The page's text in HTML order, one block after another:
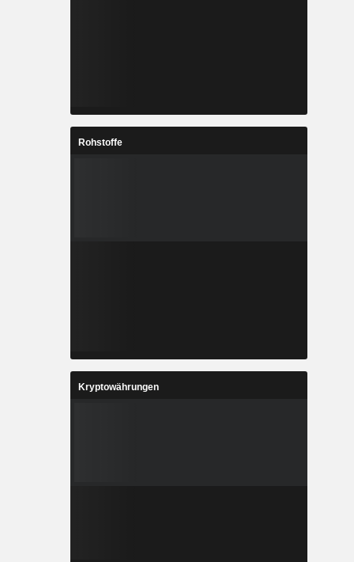
Rohstoffe
Kryptowährungen